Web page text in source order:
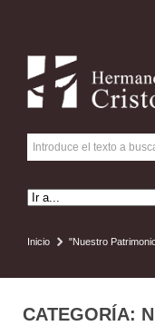
Inicio "Nuestro
CATEGORÍA: